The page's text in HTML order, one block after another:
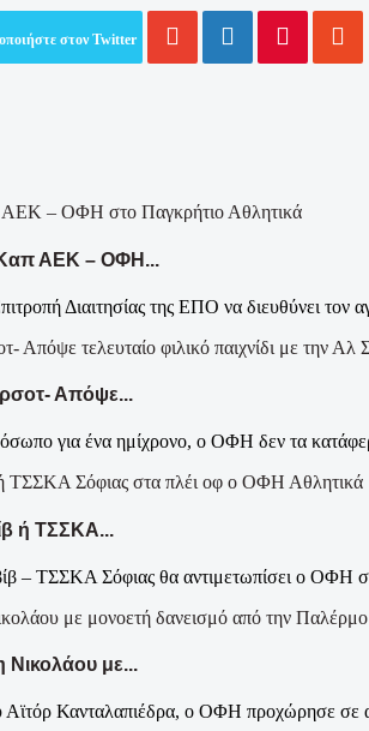
στον Twitter
Αθλητικά
Καπ ΑΕΚ – ΟΦΗ...
Διαιτησίας της ΕΠΟ να διευθύνει τον
Απόψε...
για ένα ημίχρονο, ο ΟΦΗ δεν τα
Αθλητικά
ή ΤΣΣΚΑ...
– ΤΣΣΚΑ Σόφιας θα αντιμετωπίσει ο ΟΦΗ
Νικολάου με...
Αϊτόρ Κανταλαπιέδρα, ο ΟΦΗ προχώρησε σε